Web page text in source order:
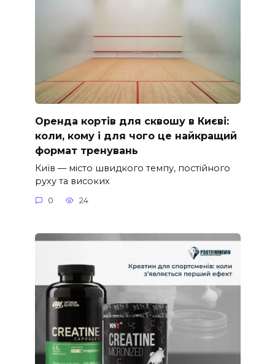
Оренда кортів для сквошу в Києві:
коли, кому і для чого це найкращий
формат тренувань
Київ — місто швидкого темпу, постійного
руху та високих
0 24